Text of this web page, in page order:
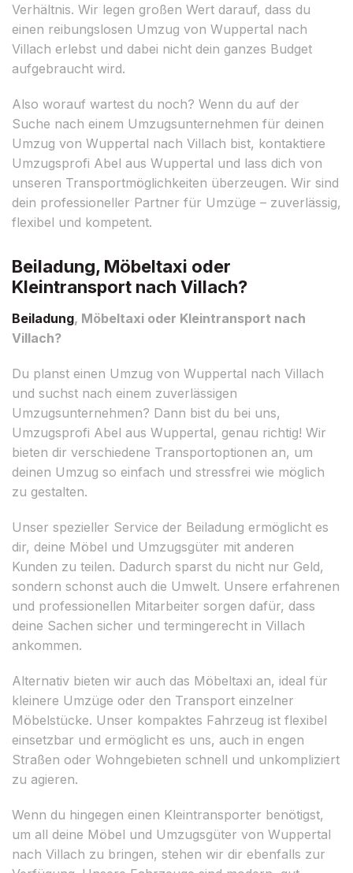
Verhältnis. Wir legen großen Wert darauf, dass du
einen reibungslosen Umzug von Wuppertal nach
Villach erlebst und dabei nicht dein ganzes Budget
aufgebraucht wird.
Also worauf wartest du noch? Wenn du auf der
Suche nach einem Umzugsunternehmen für deinen
Umzug von Wuppertal nach Villach bist, kontaktiere
Umzugsprofi Abel aus Wuppertal und lass dich von
unseren Transportmöglichkeiten überzeugen. Wir sind
dein professioneller Partner für Umzüge – zuverlässig,
flexibel und kompetent.
Beiladung, Möbeltaxi oder
Kleintransport nach Villach?
Beiladung, Möbeltaxi oder Kleintransport nach
Villach?
Du planst einen Umzug von Wuppertal nach Villach
und suchst nach einem zuverlässigen
Umzugsunternehmen? Dann bist du bei uns,
Umzugsprofi Abel aus Wuppertal, genau richtig! Wir
bieten dir verschiedene Transportoptionen an, um
deinen Umzug so einfach und stressfrei wie möglich
zu gestalten.
Unser spezieller Service der Beiladung ermöglicht es
dir, deine Möbel und Umzugsgüter mit anderen
Kunden zu teilen. Dadurch sparst du nicht nur Geld,
sondern schonst auch die Umwelt. Unsere erfahrenen
und professionellen Mitarbeiter sorgen dafür, dass
deine Sachen sicher und termingerecht in Villach
ankommen.
Alternativ bieten wir auch das Möbeltaxi an, ideal für
kleinere Umzüge oder den Transport einzelner
Möbelstücke. Unser kompaktes Fahrzeug ist flexibel
einsetzbar und ermöglicht es uns, auch in engen
Straßen oder Wohngebieten schnell und unkompliziert
zu agieren.
Wenn du hingegen einen Kleintransporter benötigst,
um all deine Möbel und Umzugsgüter von Wuppertal
nach Villach zu bringen, stehen wir dir ebenfalls zur